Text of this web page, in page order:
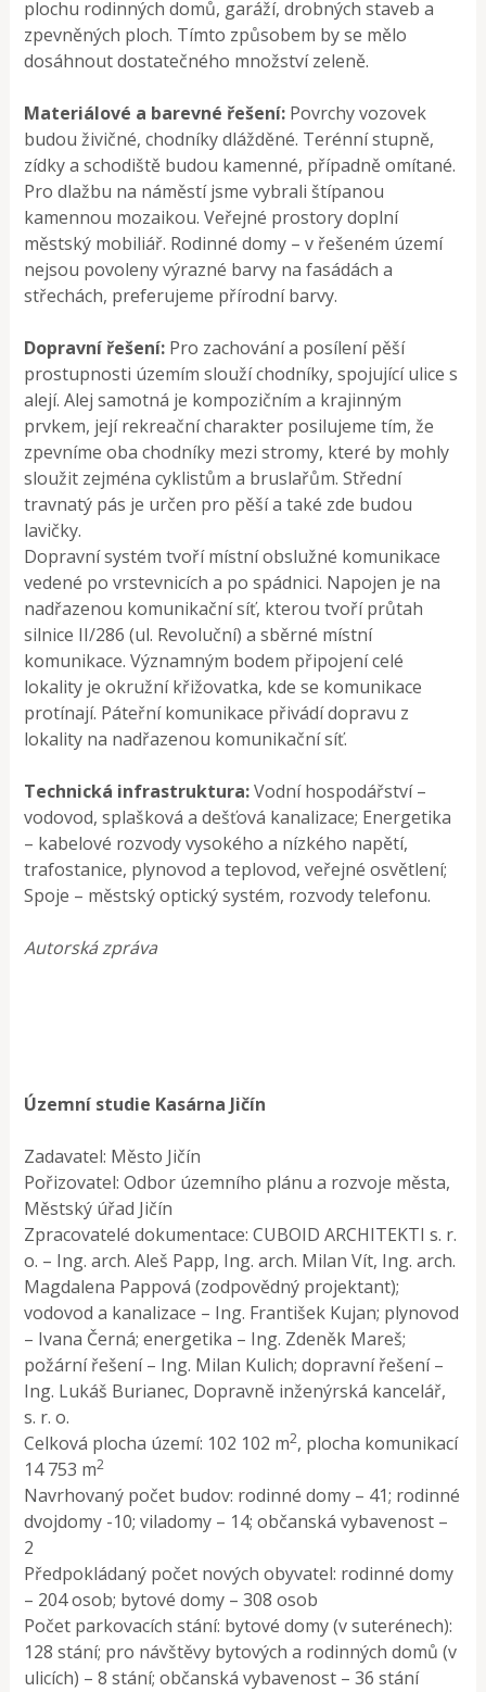
plochu rodinných domů, garáží, drobných staveb a
zpevněných ploch. Tímto způsobem by se mělo
dosáhnout dostatečného množství zeleně.
Materiálové a barevné řešení: Povrchy vozovek
budou živičné, chodníky dlážděné. Terénní stupně,
zídky a schodiště budou kamenné, případně omítané.
Pro dlažbu na náměstí jsme vybrali štípanou
kamennou mozaikou. Veřejné prostory doplní
městský mobiliář. Rodinné domy – v řešeném území
nejsou povoleny výrazné barvy na fasádách a
střechách, preferujeme přírodní barvy.
Dopravní řešení: Pro zachování a posílení pěší
prostupnosti územím slouží chodníky, spojující ulice s
alejí. Alej samotná je kompozičním a krajinným
prvkem, její rekreační charakter posilujeme tím, že
zpevníme oba chodníky mezi stromy, které by mohly
sloužit zejména cyklistům a bruslařům. Střední
travnatý pás je určen pro pěší a také zde budou
lavičky.
Dopravní systém tvoří místní obslužné komunikace
vedené po vrstevnicích a po spádnici. Napojen je na
nadřazenou komunikační síť, kterou tvoří průtah
silnice II/286 (ul. Revoluční) a sběrné místní
komunikace. Významným bodem připojení celé
lokality je okružní křižovatka, kde se komunikace
protínají. Páteřní komunikace přivádí dopravu z
lokality na nadřazenou komunikační síť.
Technická infrastruktura:Vodní hospodářství –
vodovod, splašková a dešťová kanalizace; Energetika
– kabelové rozvody vysokého a nízkého napětí,
trafostanice, plynovod a teplovod, veřejné osvětlení;
Spoje – městský optický systém, rozvody telefonu.
Autorská zpráva
Územní studie Kasárna Jičín
Zadavatel: Město Jičín
Pořizovatel: Odbor územního plánu a rozvoje města,
Městský úřad Jičín
Zpracovatelé dokumentace: CUBOID ARCHITEKTI s. r.
o. – Ing. arch. Aleš Papp, Ing. arch. Milan Vít, Ing. arch.
Magdalena Pappová (zodpovědný projektant);
vodovod a kanalizace – Ing. František Kujan; plynovod
– Ivana Černá; energetika – Ing. Zdeněk Mareš;
požární řešení – Ing. Milan Kulich; dopravní řešení –
Ing. Lukáš Burianec, Dopravně inženýrská kancelář,
s. r. o.
Celková plocha území: 102 102 m2, plocha komunikací
14 753 m2
Navrhovaný počet budov: rodinné domy – 41; rodinné
dvojdomy -10; viladomy – 14; občanská vybavenost –
2
Předpokládaný počet nových obyvatel: rodinné domy
– 204 osob; bytové domy – 308 osob
Počet parkovacích stání: bytové domy (v suterénech):
128 stání; pro návštěvy bytových a rodinných domů (v
ulicích) – 8 stání; občanská vybavenost – 36 stání